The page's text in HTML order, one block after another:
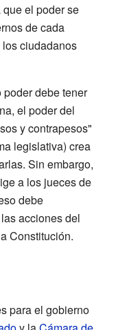
el poder se
de cada
ciudadanos
debe tener
el poder del
y contrapesos"
legislativa) crea
Sin embargo,
a los jueces de
debe
acciones del
Constitución.
para el gobierno